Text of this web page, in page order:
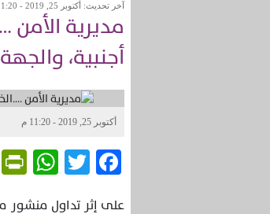
آخر تحديث: أكتوبر 25, 2019 - 11:20 م
مديرية الأمن
أجنبية،
أكتوبر 25, 2019 - 11:20 م
Facebook
Twitter
على إثر تداول منشور